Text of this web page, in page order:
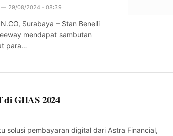
29/08/2024 - 08:39
Surabaya – Stan Benelli
mendapat sambutan
para…
di GIIAS 2024
solusi pembayaran digital dari Astra Financial,